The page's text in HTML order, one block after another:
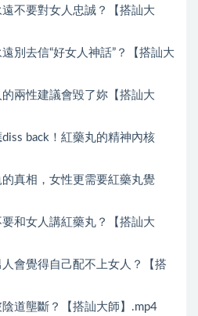
不要對女人忠誠？【搭訕大
別去信“好女人神話”？【搭訕大
兩性建議會毀了妳【搭訕大
back！紅藥丸的精神內核
真相，女性更需要紅藥丸覺
和女人講紅藥丸？【搭訕大
會覺得自己配不上女人？【搭
道壟斷？【搭訕大師】.mp4